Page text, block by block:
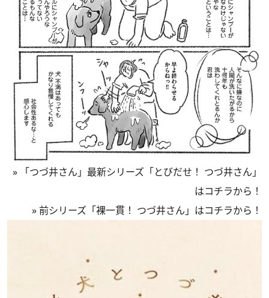
» 「つづ井さん」最新シリーズ「とびだせ！ つづ井さん」
はコチラから！
» 前シリーズ「裸一貫！ つづ井さん」はコチラから！